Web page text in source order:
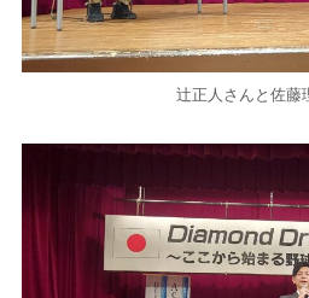
辻正人さんと佐藤